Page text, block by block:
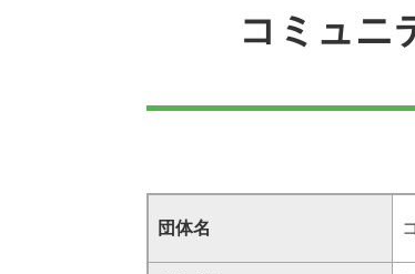
コミュニ
団体名